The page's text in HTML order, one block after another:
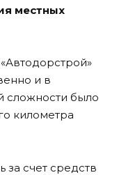
местных
и в
сложности было
километра
счет средств